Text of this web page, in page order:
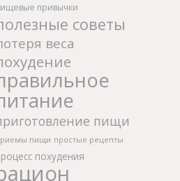
привычки
советы
веса
пищи
пищи простые рецепты
похудения